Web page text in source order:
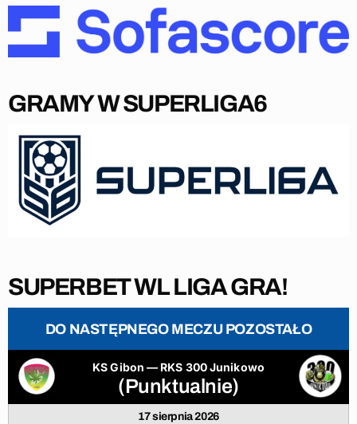
GRAMY W SUPERLIGA6
SUPERBET WL LIGA GRA!
DO NASTĘPNEGO MECZU POZOSTAŁO
KS Gibon — RKS 300 Junikowo
(Punktualnie)
17 sierpnia 2026